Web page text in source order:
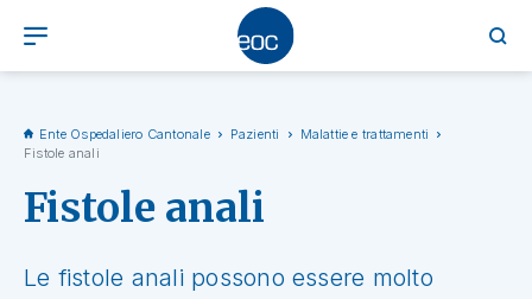
Ente Ospedaliero Cantonale Pazienti
Malattie e trattamenti
Fistole anali
Fistole anali
Le fistole anali possono essere molto